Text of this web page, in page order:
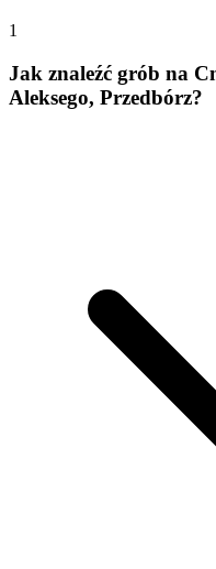
1
Jak znaleźć grób na
Aleksego, Przedbórz?